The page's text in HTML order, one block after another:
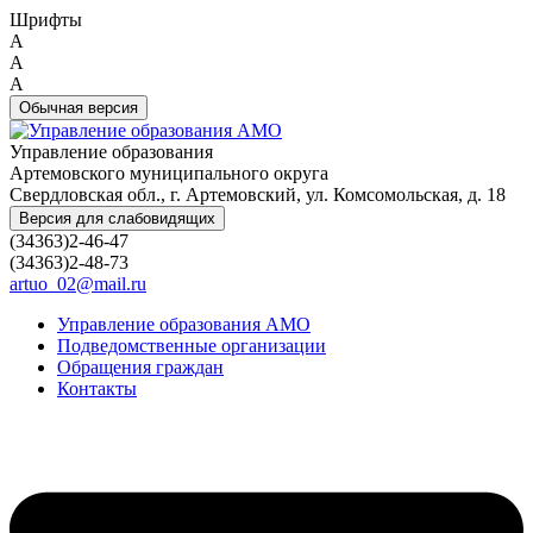
Шрифты
A
A
A
Обычная версия
Управление образования
Артемовского муниципального округа
Свердловская обл., г. Артемовский, ул. Комсомольская, д. 18
Версия для слабовидящих
(34363)2-46-47
(34363)2-48-73
artuo_02@mail.ru
Управление образования АМО
Подведомственные организации
Обращения граждан
Контакты